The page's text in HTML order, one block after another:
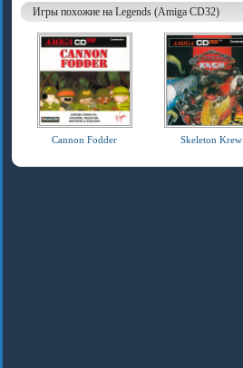
Игры похожие на Legends (Amiga CD32)
Cannon Fodder Skeleton Krew